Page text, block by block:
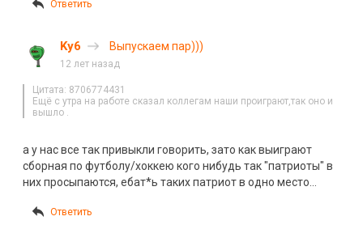
Ответить
Ky6 Выпускаем пар)))
12 лет назад
Цитата: 8706774431
Ещё с утра на работе сказал коллегам наши проиграют,так оно и
вышло .
а у нас все так привыкли говорить, зато как выиграют
сборная по футболу/хоккею кого нибудь так "патриоты" в
них просыпаются, ебат*ь таких патриот в одно место…
Ответить